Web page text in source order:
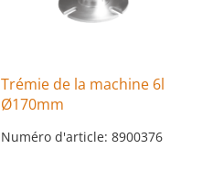
Trémie de la machine 6l
Ø170mm
Numéro d'article: 8900376